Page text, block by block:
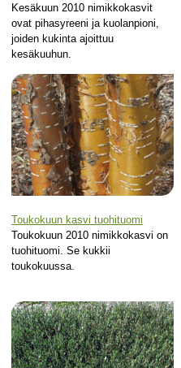
Kesäkuun 2010 nimikkokasvit
ovat pihasyreeni ja kuolanpioni,
joiden kukinta ajoittuu
kesäkuuhun.
Toukokuun kasvi tuohituomi
Toukokuun 2010 nimikkokasvi on
tuohituomi. Se kukkii
toukokuussa.